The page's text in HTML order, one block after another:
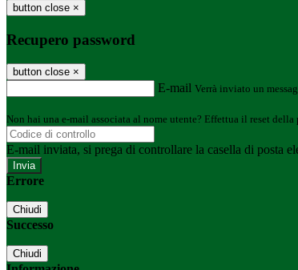
button close ×
Recupero password
button close ×
E-mail Verrà inviato un
Non hai una e-mail associata al nome utente? Effettua il reset della
E-mail inviata, si prega di controllare la casella di posta
Errore
Chiudi
Successo
Chiudi